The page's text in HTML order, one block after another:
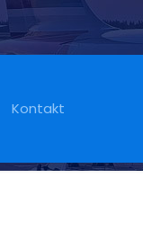
Kontakt